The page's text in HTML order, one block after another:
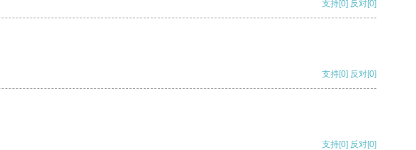
支持[0] 反对[0]
支持[0] 反对[0]
支持[0] 反对[0]